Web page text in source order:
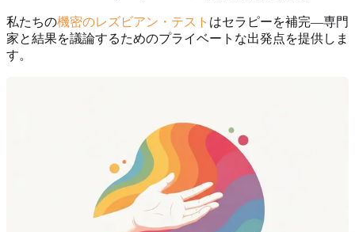
私たちの機密のレズビアン・テスト はセラピーを補完—専門
家と結果を議論するためのプライベートな出発点を提供しま
す。